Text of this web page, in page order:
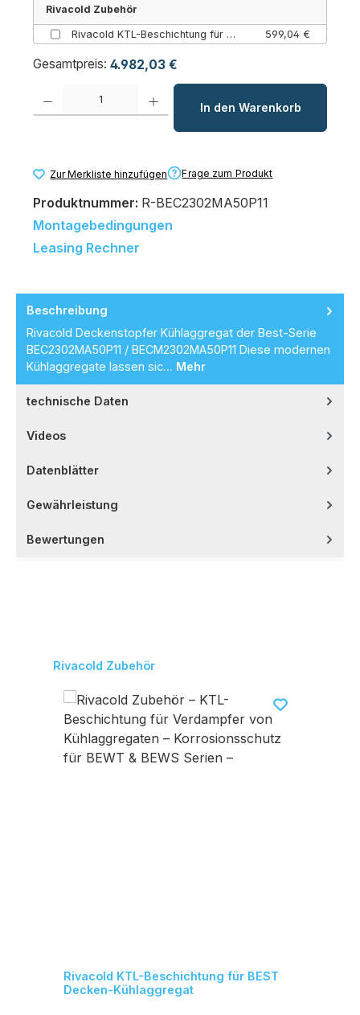
Rivacold Zubehör
Rivacold KTL-Beschichtung für BEST Decken-Kühlaggregat (230) 599,04 €
Gesamtpreis: 4.982,03 €
Produkt Anzahl: Gib den gewünschten Wert ein oder benutze die
In den Warenkorb
Zur Merkliste hinzufügen Frage zum Produkt
Produktnummer: R-BEC2302MA50P11
Montagebedingungen
Leasing Rechner
Beschreibung
Rivacold Deckenstopfer Kühlaggregat der Best-Serie
BEC2302MA50P11 / BECM2302MA50P11 Diese modernen
Kühlaggregate lassen sic… Mehr
technische Daten
Videos
Datenblätter
Gewährleistung
Bewertungen
Produktgalerie überspringen
Rivacold Zubehör
Rivacold KTL-Beschichtung für BEST
Decken-Kühlaggregat